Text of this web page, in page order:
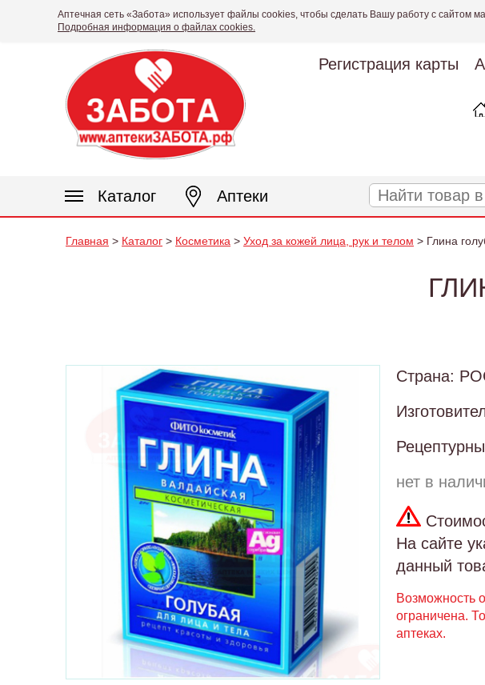
Аптечная сеть «Забота» использует файлы cookies, чтобы сделать Вашу работу с сайтом
Подробная информация о файлах cookies.
Регистрация карты
Каталог Аптеки
Главная > Каталог > Косметика > Уход за кожей лица, рук и телом > Глина
Страна:
нет в
На сайте
данный
Возможность
ограничена.
аптеках.